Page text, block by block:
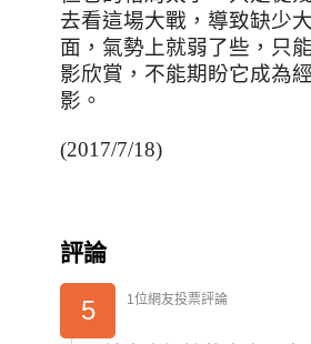
去看這場大戰，導致缺少
面，氣勢上就弱了些，只
影欣賞，不能期盼它成為
影。
(2017/7/18)
評論
5 1位網友投票評論